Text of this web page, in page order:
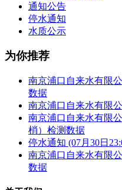
通知公告
停水通知
水质公示
为你推荐
南京浦口自来水有限
数据
南京浦口自来水有限
南京浦口自来水有限
梢）检测数据
停水通知 (07月30日
南京浦口自来水有限
数据